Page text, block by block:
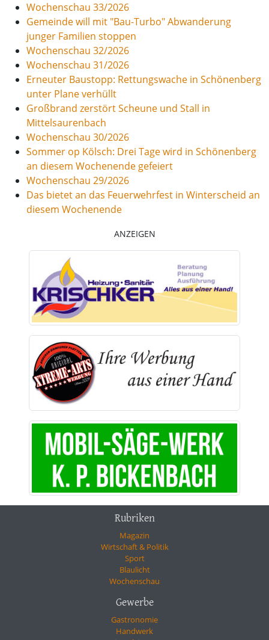
Wochenschau 33/2026
Gemeinde will mit "Bau-Turbo" Abwanderung
junger Familien stoppen
Wochenschau 32/2026
Wochenschau 31/2026
Erneuter Baustopp: Rettungswache in Schönenberg
unter Plane verhüllt
Großbrand zerstört Scheune und Stall in
Mittelsaurenbach
Wochenschau 30/2026
Sommer op Kölsch: Drei Tage wird in Schönenberg
an diesem Wochenende gefeiert
Wochenschau 29/2026
Das bietet an das Feuerwehrfest in Winterscheid an
diesem Wochenende
ANZEIGEN
Rubriken
Magazin
Wirtschaft & Politik
Sport
Blaulicht
Wochenschau
Gewerbe
Gastronomie
Handwerk